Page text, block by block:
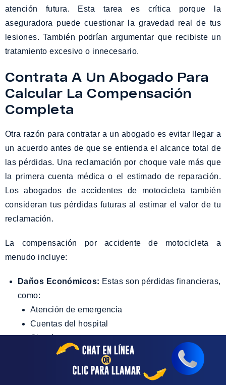
atención futura. Esta tarea es crítica porque la
aseguradora puede cuestionar la gravedad real de tus
lesiones. También podrían argumentar que recibiste un
tratamiento excesivo o innecesario.
Contrata A Un Abogado Para
Calcular La Compensación
Completa
Otra razón para contratar a un abogado es evitar llegar a
un acuerdo antes de que se entienda el alcance total de
las pérdidas. Una reclamación por choque vale más que
la primera cuenta médica o el estimado de reparación.
Los abogados de accidentes de motocicleta también
consideran tus pérdidas futuras al estimar el valor de tu
reclamación.
La compensación por accidente de motocicleta a
menudo incluye:
Daños Económicos: Estas son pérdidas financieras,
como:
Atención de emergencia
Cuentas del hospital
Cirugía
Rehabilitación
Terapia física o tratamiento quiropráctico